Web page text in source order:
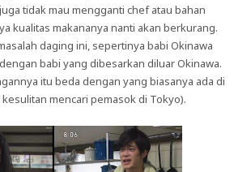
tidak mau mengganti chef atau bahan
kualitas makananya nanti akan berkurang.
daging ini, sepertinya babi Okinawa
babi yang dibesarkan diluar Okinawa.
itu beda dengan yang biasanya ada di
mencari pemasok di Tokyo).